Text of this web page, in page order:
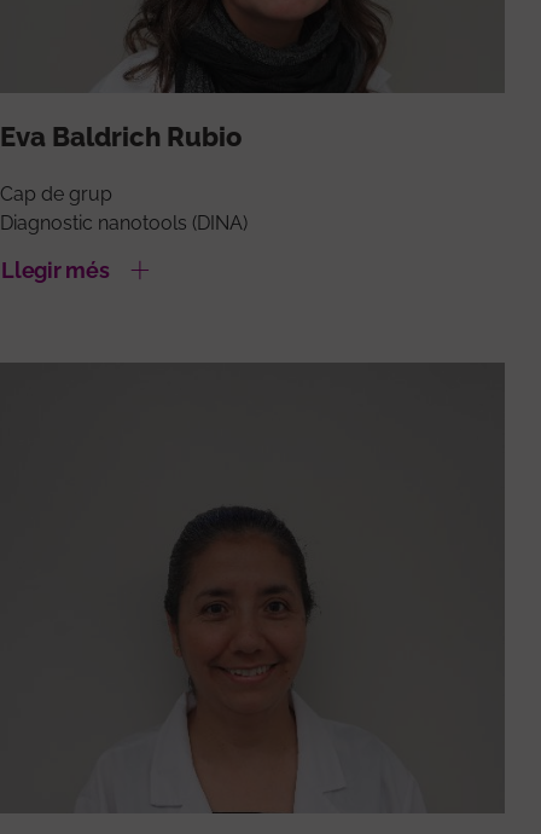
Eva Baldrich Rubio
Cap de grup
Diagnostic nanotools (DINA)
Llegir més